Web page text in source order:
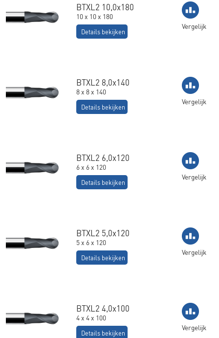
BTXL2 10,0x180
10 x 10 x 180
Details bekijken
Vergelijk
BTXL2 8,0x140
8 x 8 x 140
Details bekijken
Vergelijk
BTXL2 6,0x120
6 x 6 x 120
Details bekijken
Vergelijk
BTXL2 5,0x120
5 x 6 x 120
Details bekijken
Vergelijk
BTXL2 4,0x100
4 x 4 x 100
Details bekijken
Vergelijk